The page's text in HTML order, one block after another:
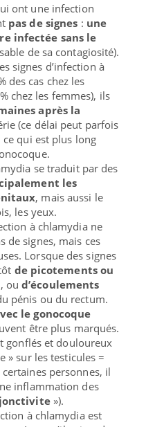
ont une infection
pas de signes : une
infectée sans le
de sa contagiosité).
signes d’infection à
des cas chez les
chez les femmes), ils
après la
(ce délai peut parfois
ce qui est plus long
se traduit par des
les
, mais aussi le
les yeux.
à chlamydia ne
de signes, mais ces
Lorsque des signes
de picotements ou
, oud’écoulements
pénis ou du rectum.
le gonocoque
être plus marqués.
gonflés et douloureux
» sur les testicules =
certaines personnes, il
inflammation des
»).
à chlamydia est